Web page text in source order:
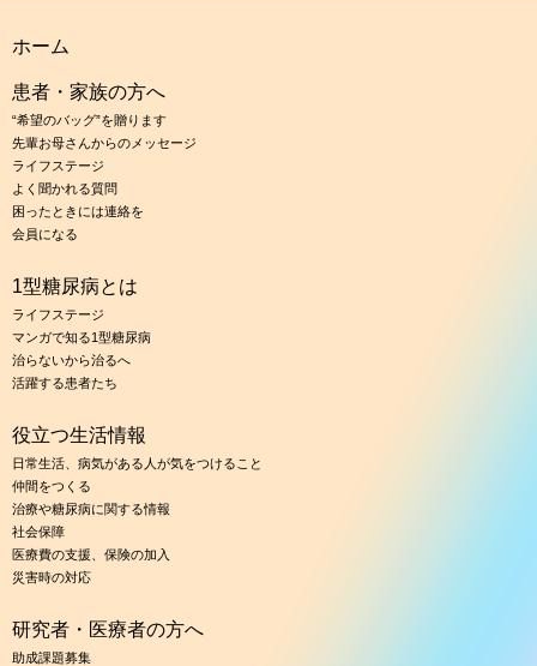
ホーム
患者・家族の方へ
“希望のバッグ”を贈ります
先輩お母さんからのメッセージ
ライフステージ
よく聞かれる質問
困ったときには連絡を
会員になる
1型糖尿病とは
ライフステージ
マンガで知る1型糖尿病
治らないから治るへ
活躍する患者たち
役立つ生活情報
日常生活、病気がある人が気をつけること
仲間をつくる
治療や糖尿病に関する情報
社会保障
医療費の支援、保険の加入
災害時の対応
研究者・医療者の方へ
助成課題募集